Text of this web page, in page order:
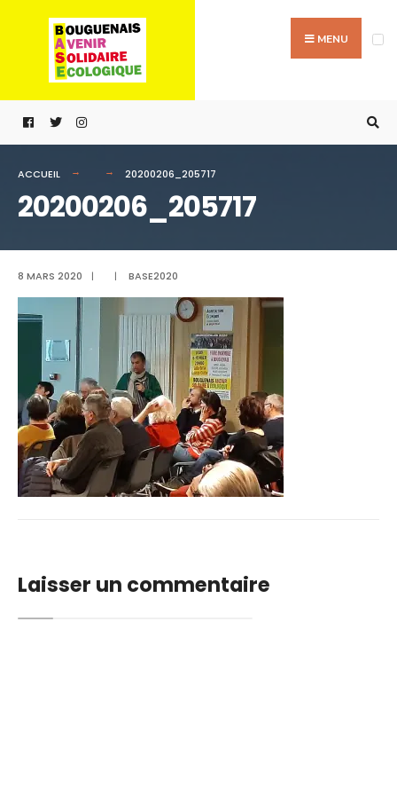
contenu
MENU
ACCUEIL 20200206_205717
20200206_205717
8 MARS 2020 | | BASE2020
Laisser un commentaire
for: